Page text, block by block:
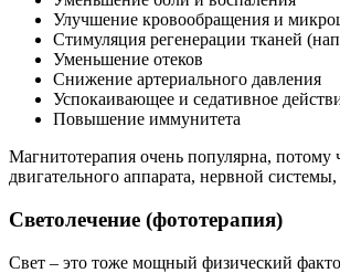
Улучшение кровообращения и
Стимуляция регенерации тканей
Уменьшение отеков
Снижение артериального давления
Успокаивающее и седативное
Повышение иммунитета
Магнитотерапия очень популярна,
двигательного аппарата, нервной
Светолечение (фототерапия)
Свет – это тоже мощный физический